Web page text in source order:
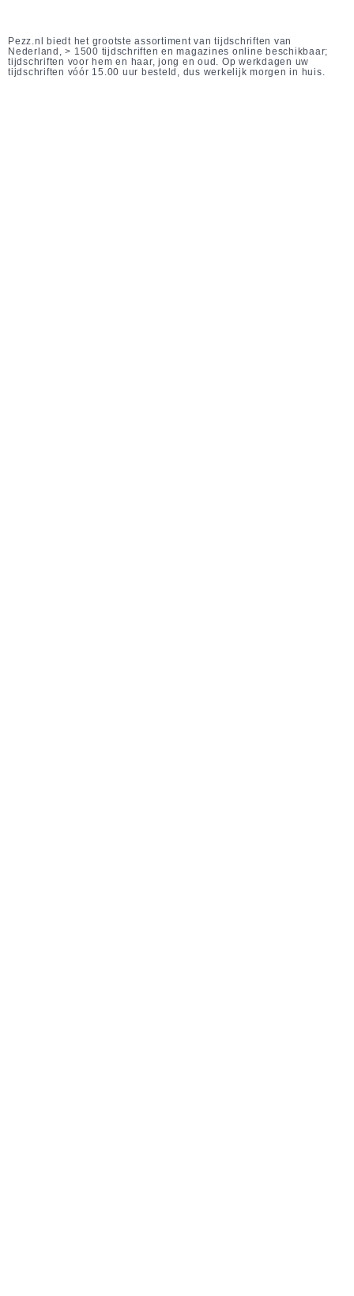
Pezz.nl biedt het grootste assortiment van tijdschriften van
Nederland, > 1500 tijdschriften en magazines online beschikbaar;
tijdschriften voor hem en haar, jong en oud. Op werkdagen uw
tijdschriften vóór 15.00 uur besteld, dus werkelijk morgen in huis.